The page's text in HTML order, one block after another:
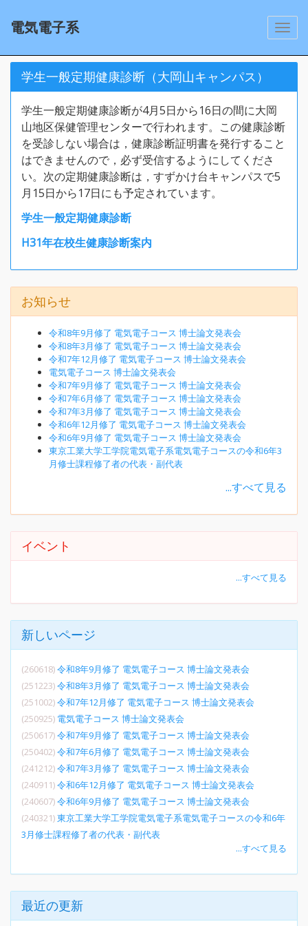
電気電子系
学生一般定期健康診断（大岡山キャンパス）
学生一般定期健康診断が4月5日から16日の間に大岡
山地区保健管理センターで行われます。この健康診断
を受診しない場合は，健康診断証明書を発行すること
はできませんので，必ず受信するようにしてくださ
い。次の定期健康診断は，すずかけ台キャンパスで5
月15日から17日にも予定されています。
学生一般定期健康診断
H31年在校生健康診断案内
お知らせ
令和8年9月修了 電気電子コース 博士論文発表会
令和8年3月修了 電気電子コース 博士論文発表会
令和7年12月修了 電気電子コース 博士論文発表会
電気電子コース 博士論文発表会
令和7年9月修了 電気電子コース 博士論文発表会
令和7年6月修了 電気電子コース 博士論文発表会
令和7年3月修了 電気電子コース 博士論文発表会
令和6年12月修了 電気電子コース 博士論文発表会
令和6年9月修了 電気電子コース 博士論文発表会
東京工業大学工学院電気電子系電気電子コースの令和6年3
月修士課程修了者の代表・副代表
...すべて見る
イベント
...すべて見る
新しいページ
(260618)令和8年9月修了 電気電子コース 博士論文発表会
(251223)令和8年3月修了 電気電子コース 博士論文発表会
(251002)令和7年12月修了 電気電子コース 博士論文発表会
(250925) 電気電子コース 博士論文発表会
(250617)令和7年9月修了 電気電子コース 博士論文発表会
(250402)令和7年6月修了 電気電子コース 博士論文発表会
(241212)令和7年3月修了 電気電子コース 博士論文発表会
(240911)令和6年12月修了 電気電子コース 博士論文発表会
(240607)令和6年9月修了 電気電子コース 博士論文発表会
(240321)東京工業大学工学院電気電子系電気電子コースの令和6年
3月修士課程修了者の代表・副代表
...すべて見る
最近の更新